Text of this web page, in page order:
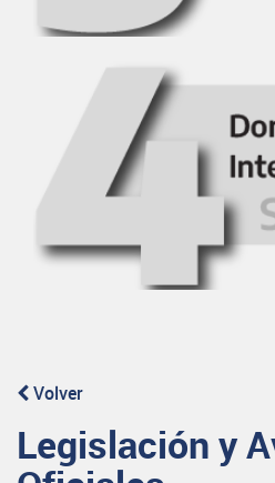
Volver
Legislación y